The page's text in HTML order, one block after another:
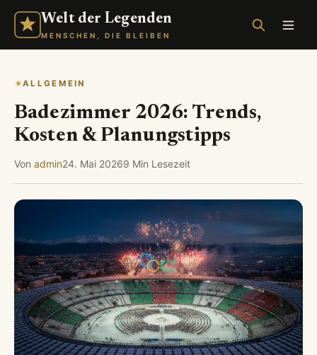
Welt der Legenden
MENSCHEN, DIE BLEIBEN
ALLGEMEIN
Badezimmer 2026: Trends,
Kosten & Planungstipps
Von admin24. Mai 20269 Min Lesezeit